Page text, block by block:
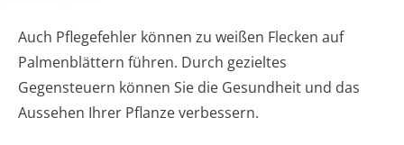
Auch Pflegefehler können zu weißen Flecken auf
Palmenblättern führen. Durch gezieltes
Gegensteuern können Sie die Gesundheit und das
Aussehen Ihrer Pflanze verbessern.